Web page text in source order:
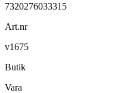
7320276033315
Art.nr
v1675
Butik
Vara